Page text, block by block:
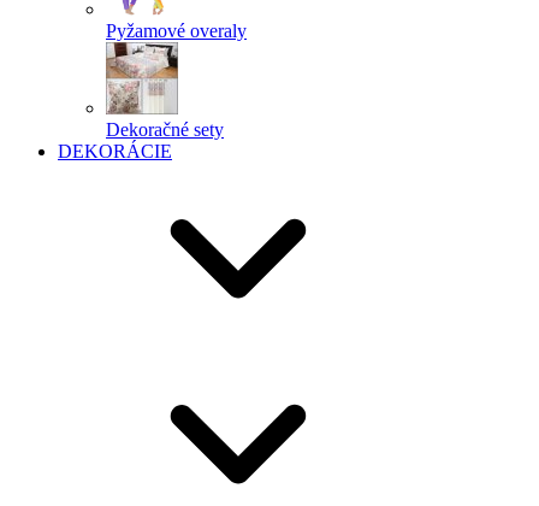
Pyžamové overaly
Dekoračné sety
DEKORÁCIE